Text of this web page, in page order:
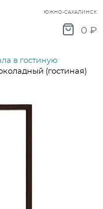
ЮЖНО-САХАЛИНСК
0 ₽
в гостиную
(гостиная)